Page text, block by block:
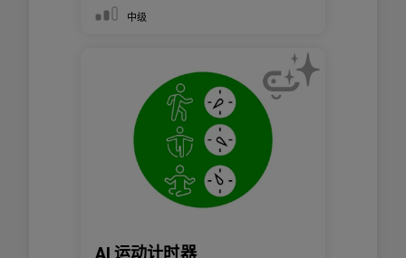
中级
AI 运动计时器